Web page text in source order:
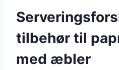
tilbehør til
med æbler